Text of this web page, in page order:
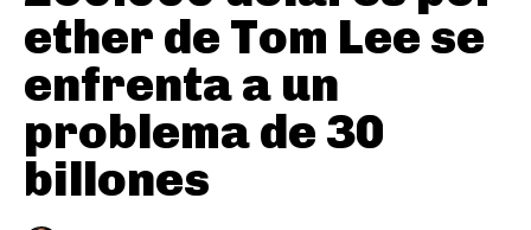
ether de Tom Lee se
enfrenta a un
problema de 30
billones